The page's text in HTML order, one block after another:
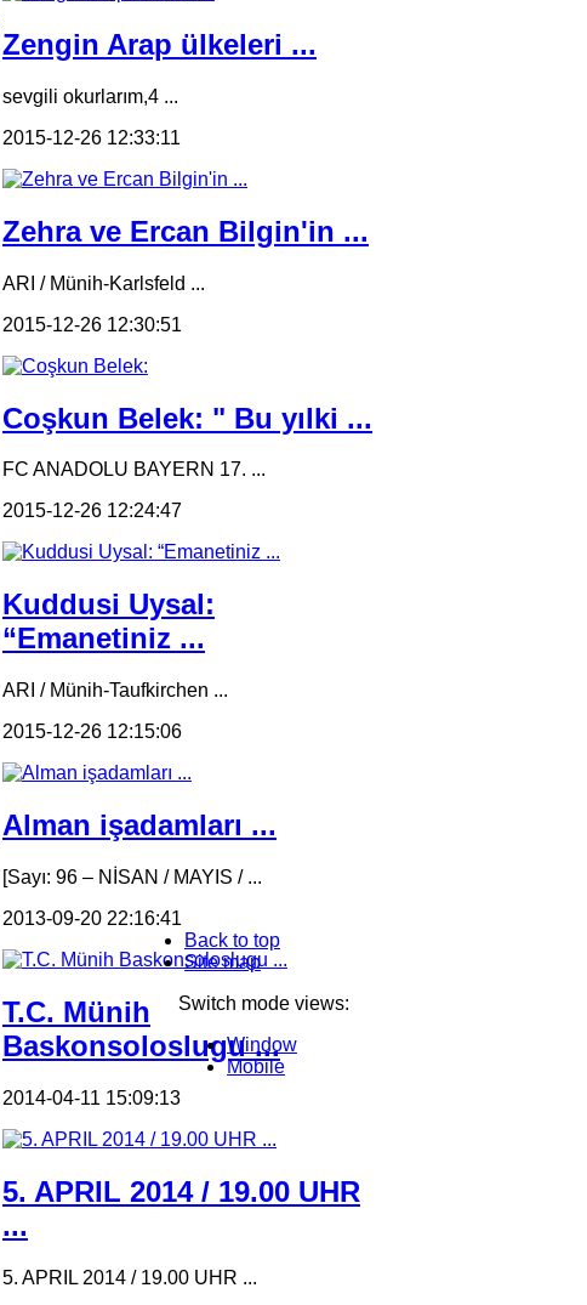
Zengin Arap ülkeleri ...
sevgili okurlarım,4 ...
2015-12-26 12:33:11
Zehra ve Ercan Bilgin'in ...
ARI / Münih-Karlsfeld ...
2015-12-26 12:30:51
Coşkun Belek: " Bu yılki ...
FC ANADOLU BAYERN 17. ...
2015-12-26 12:24:47
Kuddusi Uysal:
“Emanetiniz ...
ARI / Münih-Taufkirchen ...
2015-12-26 12:15:06
Alman işadamları ...
[Sayı: 96 – NİSAN / MAYIS / ...
2013-09-20 22:16:41
T.C. Münih
Baskonsoloslugu ...
2014-04-11 15:09:13
5. APRIL 2014 / 19.00 UHR
...
5. APRIL 2014 / 19.00 UHR ...
Back to top
Site map
Switch mode views:
Window
Mobile